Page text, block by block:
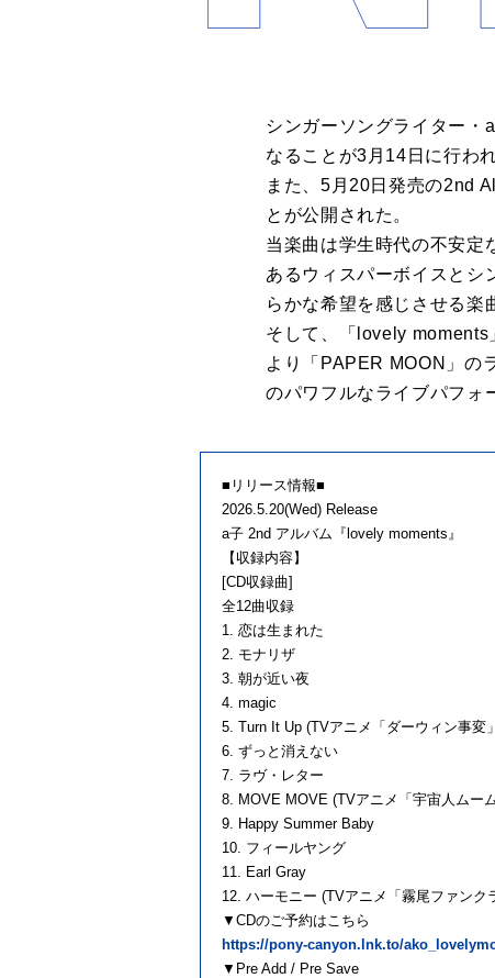
シンガーソングライター・
なることが3月14日に行わ
また、5月20日発売の2nd
とが公開された。
当楽曲は学生時代の不安定
あるウィスパーボイスとシ
らかな希望を感じさせる楽
そして、「lovely
より「PAPER MOON」の
のパワフルなライブパフォ
■リリース情報■
2026.5.20(Wed) Release
a子 2nd アルバム『lovely moments』
【収録内容】
[CD収録曲]
全12曲収録
1. 恋は生まれた
2. モナリザ
3. 朝が近い夜
4. magic
5. Turn It Up (TVアニメ「ダーウィン事変
6. ずっと消えない
7. ラヴ・レター
8. MOVE MOVE (TVアニメ「宇宙人ムー
9. Happy Summer Baby
10. フィールヤング
11. Earl Gray
12. ハーモニー (TVアニメ「霧尾ファンク
▼CDのご予約はこちら
https://pony-canyon.lnk.to/
▼Pre Add / Pre Save